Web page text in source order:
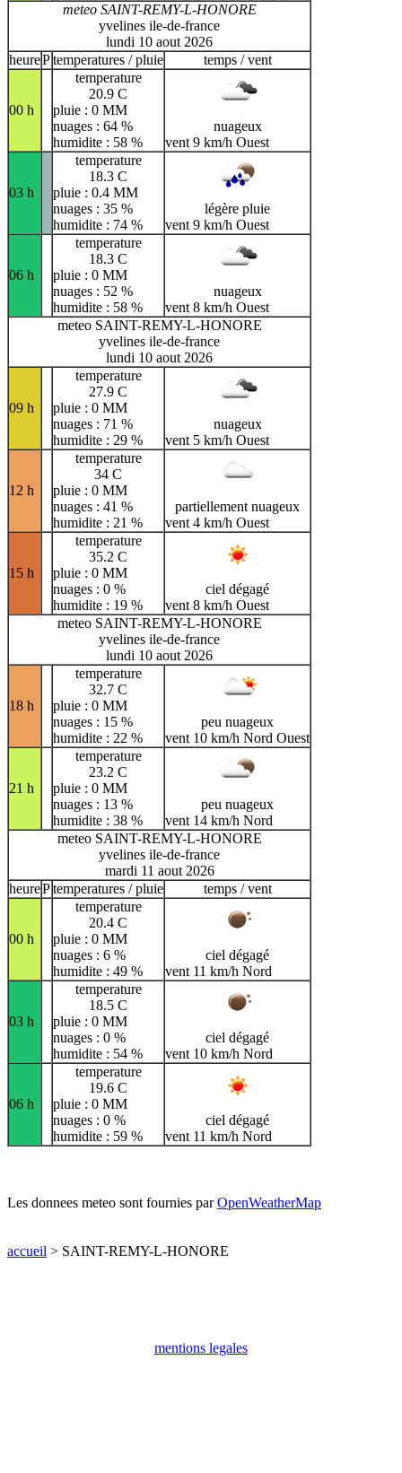
meteo SAINT-REMY-L-HONORE
yvelines ile-de-france
lundi 10 aout 2026
heurePtemperatures / pluie temps / vent
00 h
temperature
20.9 C
pluie : 0 MM
nuages : 64 %
humidite : 58 %
nuageux
vent 9 km/h Ouest
03 h
temperature
18.3 C
pluie : 0.4 MM
nuages : 35 %
humidite : 74 %
légère pluie
vent 9 km/h Ouest
06 h
temperature
18.3 C
pluie : 0 MM
nuages : 52 %
humidite : 58 %
nuageux
vent 8 km/h Ouest
meteo SAINT-REMY-L-HONORE
yvelines ile-de-france
lundi 10 aout 2026
09 h
temperature
27.9 C
pluie : 0 MM
nuages : 71 %
humidite : 29 %
nuageux
vent 5 km/h Ouest
12 h
temperature
34 C
pluie : 0 MM
nuages : 41 %
humidite : 21 %
partiellement nuageux
vent 4 km/h Ouest
15 h
temperature
35.2 C
pluie : 0 MM
nuages : 0 %
humidite : 19 %
ciel dégagé
vent 8 km/h Ouest
meteo SAINT-REMY-L-HONORE
yvelines ile-de-france
lundi 10 aout 2026
18 h
temperature
32.7 C
pluie : 0 MM
nuages : 15 %
humidite : 22 %
peu nuageux
vent 10 km/h Nord Ouest
21 h
temperature
23.2 C
pluie : 0 MM
nuages : 13 %
humidite : 38 %
peu nuageux
vent 14 km/h Nord
meteo SAINT-REMY-L-HONORE
yvelines ile-de-france
mardi 11 aout 2026
heurePtemperatures / pluie temps / vent
00 h
temperature
20.4 C
pluie : 0 MM
nuages : 6 %
humidite : 49 %
ciel dégagé
vent 11 km/h Nord
03 h
temperature
18.5 C
pluie : 0 MM
nuages : 0 %
humidite : 54 %
ciel dégagé
vent 10 km/h Nord
06 h
temperature
19.6 C
pluie : 0 MM
nuages : 0 %
humidite : 59 %
ciel dégagé
vent 11 km/h Nord
Les donnees meteo sont fournies parOpenWeatherMap
accueil > SAINT-REMY-L-HONORE
mentions legales